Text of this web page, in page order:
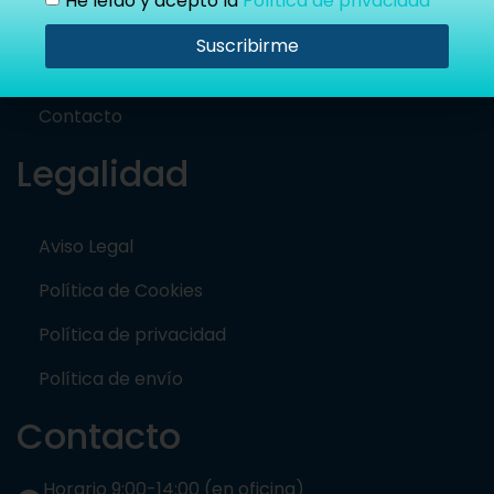
Historia de la empresa
Contacto
Legalidad
Aviso Legal
Política de Cookies
Política de privacidad
Política de envío
Contacto
Suscribirme